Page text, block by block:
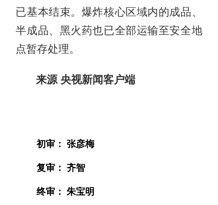
已基本结束。爆炸核心区域内的成品、
半成品、黑火药也已全部运输至安全地
点暂存处理。
来源 央视新闻客户端
初审： 张彦梅
复审： 齐智
终审： 朱宝明